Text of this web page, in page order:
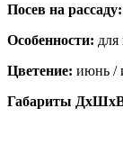
Посев на рассаду:
Особенности: для
Цветение: июнь /
Габариты